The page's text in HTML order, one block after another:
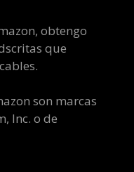
obtengo
que
son marcas
Inc. o de